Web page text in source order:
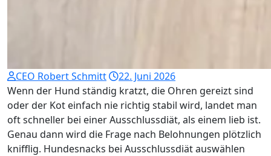
CEO Robert Schmitt
22. Juni 2026
Wenn der Hund ständig kratzt, die Ohren gereizt sind
oder der Kot einfach nie richtig stabil wird, landet man
oft schneller bei einer Ausschlussdiät, als einem lieb ist.
Genau dann wird die Frage nach Belohnungen plötzlich
knifflig. Hundesnacks bei Ausschlussdiät auswählen